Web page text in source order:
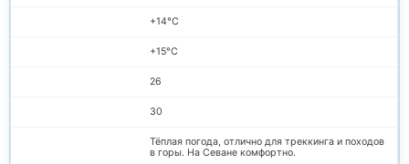
+14°C
+15°C
26
30
Тёплая погода, отлично для треккинга и походов
в горы. На Севане комфортно.